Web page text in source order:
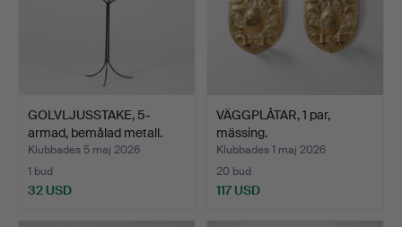
GOLVLJUSSTAKE, 5-
armad, bemålad metall.
Klubbades 5 maj 2026
1 bud
32 USD
VÄGGPLÅTAR, 1 par,
mässing.
Klubbades 1 maj 2026
20 bud
117 USD